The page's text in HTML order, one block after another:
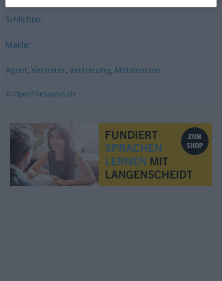
Schlichter
Makler
Agent,Vertreter,Vertretung, Mittelsmann
© OpenThesaurus.de